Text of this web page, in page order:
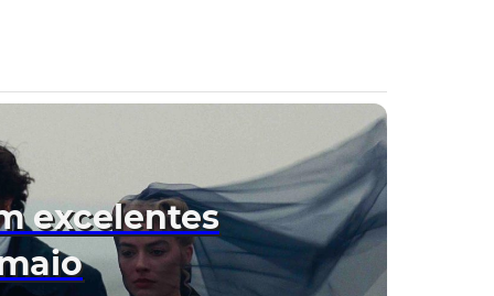
excelentes